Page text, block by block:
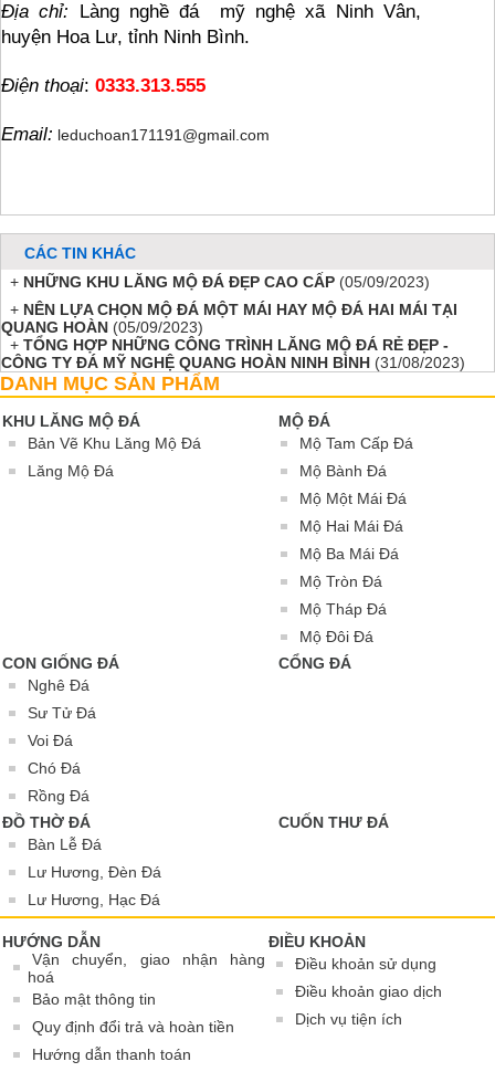
Địa chỉ: Làng nghề đá  mỹ nghệ xã Ninh Vân,
huyện Hoa Lư, tỉnh Ninh Bình.
Điện thoại: 0333.313.555
Email: leduchoan171191@gmail.com
CÁC TIN KHÁC
+ NHỮNG KHU LĂNG MỘ ĐÁ ĐẸP CAO CẤP (05/09/2023)
+ NÊN LỰA CHỌN MỘ ĐÁ MỘT MÁI HAY MỘ ĐÁ HAI MÁI TẠI
QUANG HOÀN (05/09/2023)
+ TỔNG HỢP NHỮNG CÔNG TRÌNH LĂNG MỘ ĐÁ RẺ ĐẸP -
CÔNG TY ĐÁ MỸ NGHỆ QUANG HOÀN NINH BÌNH (31/08/2023)
DANH MỤC SẢN PHẨM
KHU LĂNG MỘ ĐÁ
Bản Vẽ Khu Lăng Mộ Đá
Lăng Mộ Đá
MỘ ĐÁ
Mộ Tam Cấp Đá
Mộ Bành Đá
Mộ Một Mái Đá
Mộ Hai Mái Đá
Mộ Ba Mái Đá
Mộ Tròn Đá
Mộ Tháp Đá
Mộ Đôi Đá
CON GIỐNG ĐÁ
Nghê Đá
Sư Tử Đá
Voi Đá
Chó Đá
Rồng Đá
CỔNG ĐÁ
ĐỒ THỜ ĐÁ
Bàn Lễ Đá
Lư Hương, Đèn Đá
Lư Hương, Hạc Đá
CUỐN THƯ ĐÁ
HƯỚNG DẪN
Vận chuyển, giao nhận hàng
hoá
Bảo mật thông tin
Quy định đổi trả và hoàn tiền
Hướng dẫn thanh toán
ĐIỀU KHOẢN
Điều khoản sử dụng
Điều khoản giao dịch
Dịch vụ tiện ích